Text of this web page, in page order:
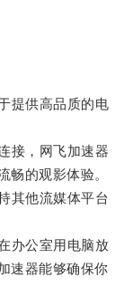
提供高品质的电
，网飞加速器
畅的观影体验。
他流媒体平台
办公室用电脑放
速器能够确保你